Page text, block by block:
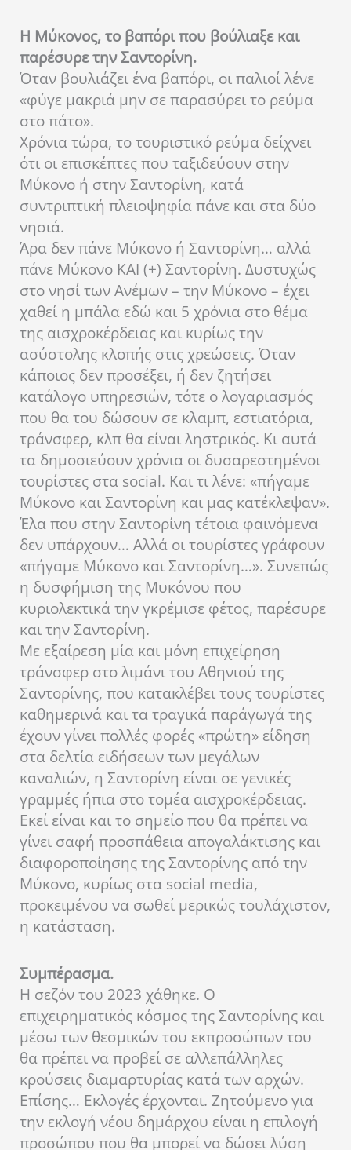
Η Μύκονος, το βαπόρι που βούλιαξε και
παρέσυρε την Σαντορίνη.
Όταν βουλιάζει ένα βαπόρι, οι παλιοί λένε
«φύγε μακριά μην σε παρασύρει το ρεύμα
στο πάτο».
Χρόνια τώρα, το τουριστικό ρεύμα δείχνει
ότι οι επισκέπτες που ταξιδεύουν στην
Μύκονο ή στην Σαντορίνη, κατά
συντριπτική πλειοψηφία πάνε και στα δύο
νησιά.
Άρα δεν πάνε Μύκονο ή Σαντορίνη… αλλά
πάνε Μύκονο ΚΑΙ (+) Σαντορίνη. Δυστυχώς
στο νησί των Ανέμων – την Μύκονο – έχει
χαθεί η μπάλα εδώ και 5 χρόνια στο θέμα
της αισχροκέρδειας και κυρίως την
ασύστολης κλοπής στις χρεώσεις. Όταν
κάποιος δεν προσέξει, ή δεν ζητήσει
κατάλογο υπηρεσιών, τότε ο λογαριασμός
που θα του δώσουν σε κλαμπ, εστιατόρια,
τράνσφερ, κλπ θα είναι ληστρικός. Κι αυτά
τα δημοσιεύουν χρόνια οι δυσαρεστημένοι
τουρίστες στα social. Και τι λένε: «πήγαμε
Μύκονο και Σαντορίνη και μας κατέκλεψαν».
Έλα που στην Σαντορίνη τέτοια φαινόμενα
δεν υπάρχουν… Αλλά οι τουρίστες γράφουν
«πήγαμε Μύκονο και Σαντορίνη…». Συνεπώς
η δυσφήμιση της Μυκόνου που
κυριολεκτικά την γκρέμισε φέτος, παρέσυρε
και την Σαντορίνη.
Με εξαίρεση μία και μόνη επιχείρηση
τράνσφερ στο λιμάνι του Αθηνιού της
Σαντορίνης, που κατακλέβει τους τουρίστες
καθημερινά και τα τραγικά παράγωγά της
έχουν γίνει πολλές φορές «πρώτη» είδηση
στα δελτία ειδήσεων των μεγάλων
καναλιών, η Σαντορίνη είναι σε γενικές
γραμμές ήπια στο τομέα αισχροκέρδειας.
Εκεί είναι και το σημείο που θα πρέπει να
γίνει σαφή προσπάθεια απογαλάκτισης και
διαφοροποίησης της Σαντορίνης από την
Μύκονο, κυρίως στα social media,
προκειμένου να σωθεί μερικώς τουλάχιστον,
η κατάσταση.
Συμπέρασμα.
Η σεζόν του 2023 χάθηκε. Ο
επιχειρηματικός κόσμος της Σαντορίνης και
μέσω των θεσμικών του εκπροσώπων του
θα πρέπει να προβεί σε αλλεπάλληλες
κρούσεις διαμαρτυρίας κατά των αρχών.
Επίσης… Εκλογές έρχονται. Ζητούμενο για
την εκλογή νέου δημάρχου είναι η επιλογή
προσώπου που θα μπορεί να δώσει λύση